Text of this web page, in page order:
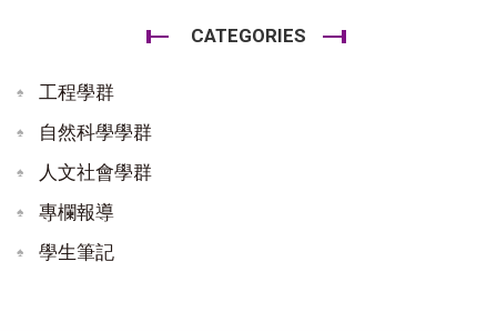
CATEGORIES
工程學群
自然科學學群
人文社會學群
專欄報導
學生筆記